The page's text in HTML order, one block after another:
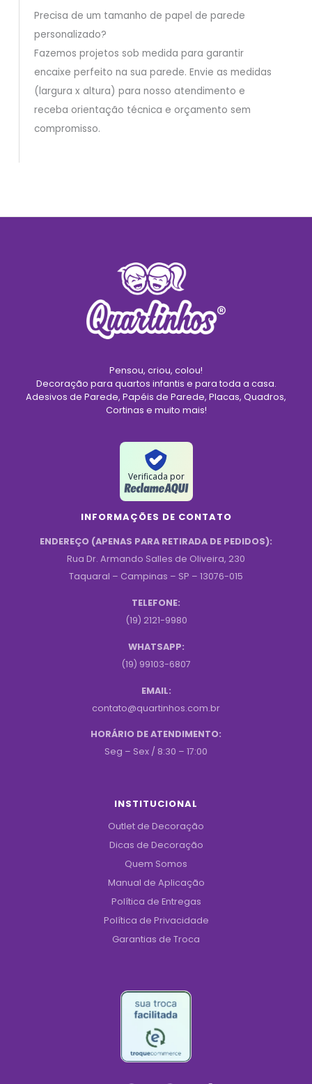
Precisa de um tamanho de papel de parede
personalizado?
Fazemos projetos sob medida para garantir
encaixe perfeito na sua parede. Envie as medidas
(largura x altura) para nosso atendimento e
receba orientação técnica e orçamento sem
compromisso.
Pensou, criou, colou!
Decoração para quartos infantis e para toda a casa.
Adesivos de Parede, Papéis de Parede, Placas, Quadros,
Cortinas e muito mais!
Verificada por
INFORMAÇÕES DE CONTATO
ENDEREÇO (APENAS PARA RETIRADA DE PEDIDOS):
Rua Dr. Armando Salles de Oliveira, 230
Taquaral – Campinas – SP – 13076-015
TELEFONE:
(19) 2121-9980
WHATSAPP:
(19) 99103-6807
EMAIL:
contato@quartinhos.com.br
HORÁRIO DE ATENDIMENTO:
Seg – Sex / 8:30 – 17:00
INSTITUCIONAL
Outlet de Decoração
Dicas de Decoração
Quem Somos
Manual de Aplicação
Política de Entregas
Política de Privacidade
Garantias de Troca